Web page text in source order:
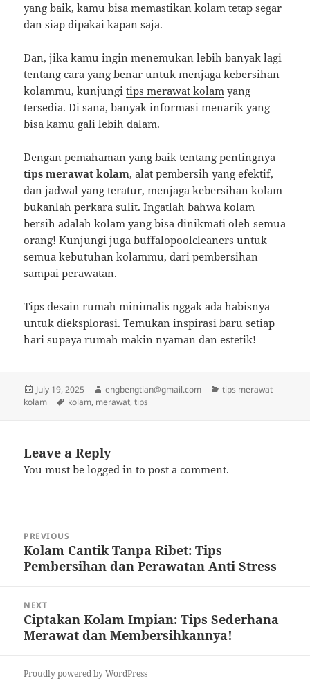
yang baik, kamu bisa memastikan kolam tetap segar
dan siap dipakai kapan saja.
Dan, jika kamu ingin menemukan lebih banyak lagi
tentang cara yang benar untuk menjaga kebersihan
kolammu, kunjungitips merawat kolam yang
tersedia. Di sana, banyak informasi menarik yang
bisa kamu gali lebih dalam.
Dengan pemahaman yang baik tentang pentingnya
tips merawat kolam, alat pembersih yang efektif,
dan jadwal yang teratur, menjaga kebersihan kolam
bukanlah perkara sulit. Ingatlah bahwa kolam
bersih adalah kolam yang bisa dinikmati oleh semua
orang! Kunjungi jugabuffalopoolcleaners untuk
semua kebutuhan kolammu, dari pembersihan
sampai perawatan.
Tips desain rumah minimalis nggak ada habisnya
untuk dieksplorasi. Temukan inspirasi baru setiap
hari supaya rumah makin nyaman dan estetik!
Posted
on
July 19, 2025 Author
engbengtian@gmail.com Categories
tips merawat
kolam
Tags
kolam, merawat,tips
Leave a Reply
You must belogged in to post a comment.
navigation
PREVIOUS
Previous
post:
Kolam Cantik Tanpa Ribet: Tips
Pembersihan dan Perawatan Anti Stress
NEXT
Next
post:
Ciptakan Kolam Impian: Tips Sederhana
Merawat dan Membersihkannya!
Proudly powered by WordPress